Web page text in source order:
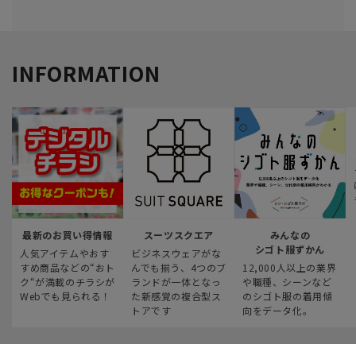
INFORMATION
最新のお買い得情報
人気アイテムやおす
すめ商品などの“おト
ク“が満載のチラシが
Webでも見られる！
スーツスクエア
ビジネスウェアがな
んでも揃う、4つのブ
ランドが一体となっ
た新感覚の複合型ス
トアです
みんなの
シゴト服ずかん
12,000人以上の業界
や職種、シーンなど
のシゴト服の着用傾
向をデータ化。